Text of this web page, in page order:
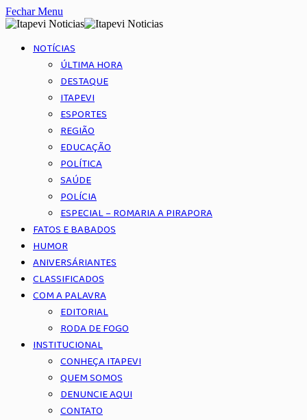
Fechar Menu
NOTÍCIAS
ÚLTIMA HORA
DESTAQUE
ITAPEVI
ESPORTES
REGIÃO
EDUCAÇÃO
POLÍTICA
SAÚDE
POLÍCIA
ESPECIAL – ROMARIA A PIRAPORA
FATOS E BABADOS
HUMOR
ANIVERSÁRIANTES
CLASSIFICADOS
COM A PALAVRA
EDITORIAL
RODA DE FOGO
INSTITUCIONAL
CONHEÇA ITAPEVI
QUEM SOMOS
DENUNCIE AQUI
CONTATO